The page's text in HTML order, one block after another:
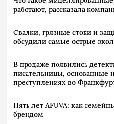
работают, рассказала
Свалки, грязные стоки и
обсудили самые острые
В продаже появились
писательницы, основанные
преступлениях во
Пять лет AFUVA: как
брендом